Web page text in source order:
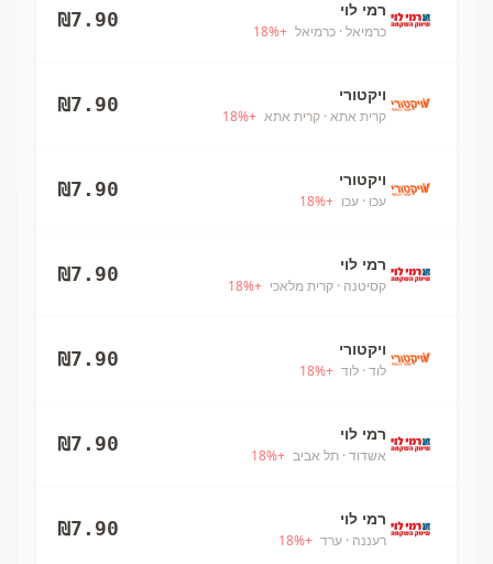
רמי לוי
כרמיאל · כרמיאל +
18%
₪7.90
ויקטורי
קרית אתא · קרית אתא +
18%
₪7.90
ויקטורי
עכו · עכו +
18%
₪7.90
רמי לוי
קסיטנה · קרית מלאכי +
18%
₪7.90
ויקטורי
לוד · לוד +
18%
₪7.90
רמי לוי
אשדוד · תל אביב +
18%
₪7.90
רמי לוי
רעננה · ערד +
18%
₪7.90